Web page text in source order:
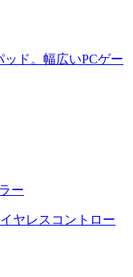
ド。幅広いPCゲー
ー
ヤレスコントロー